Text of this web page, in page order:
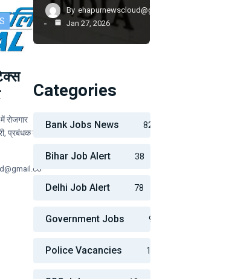
रोजगार
प्रबंधक के
By ehapurnewscloud@gmail.com
Jan 27, 2026
Categories
Bank Jobs News 82
Bihar Job Alert 38
Delhi Job Alert 78
Government Jobs 918
Police Vacancies 11